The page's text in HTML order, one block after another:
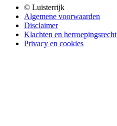
© Luisterrijk
Algemene voorwaarden
Disclaimer
Klachten en herroepingsrecht
Privacy en cookies